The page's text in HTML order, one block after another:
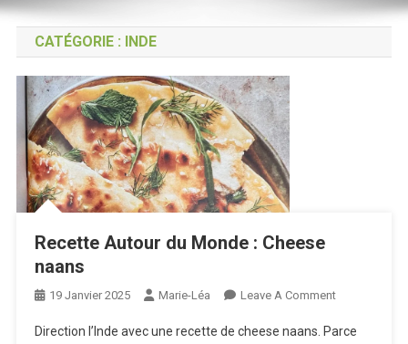
CATÉGORIE : INDE
Recette Autour du Monde : Cheese
naans
19 Janvier 2025 Marie-Léa Leave A CommentOn
Autour
Direction l’Inde avec une recette de cheese naans. Parce